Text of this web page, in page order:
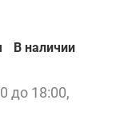
В наличии
до 18:00,